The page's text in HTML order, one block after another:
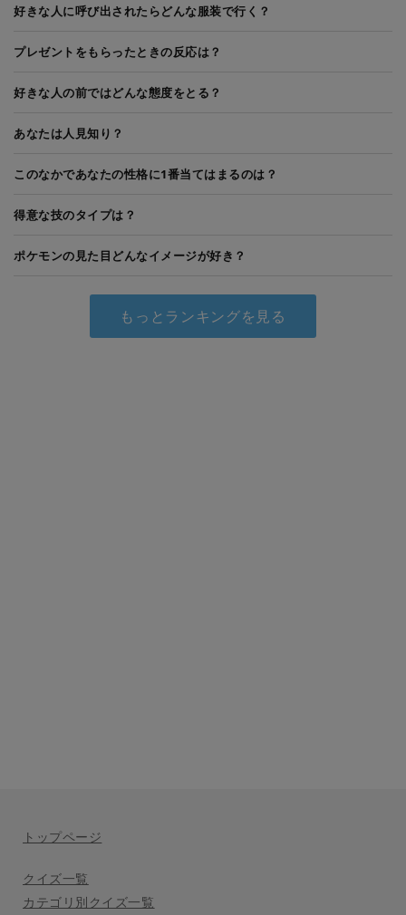
好きな人に呼び出されたらどんな服装で行く？
プレゼントをもらったときの反応は？
好きな人の前ではどんな態度をとる？
あなたは人見知り？
このなかであなたの性格に1番当てはまるのは？
得意な技のタイプは？
ポケモンの見た目どんなイメージが好き？
もっとランキングを見る
トップページ
クイズ一覧
カテゴリ別クイズ一覧